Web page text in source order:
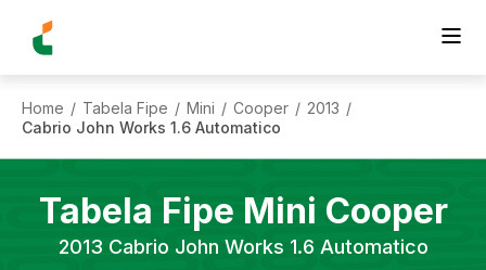
Home / Tabela Fipe / Mini / Cooper / 2013 /
Cabrio John Works 1.6 Automatico
Tabela Fipe Mini Cooper
2013 Cabrio John Works 1.6 Automatico